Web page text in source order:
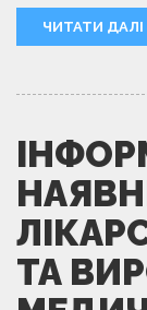
ЧИТАТИ ДАЛІ
ТА